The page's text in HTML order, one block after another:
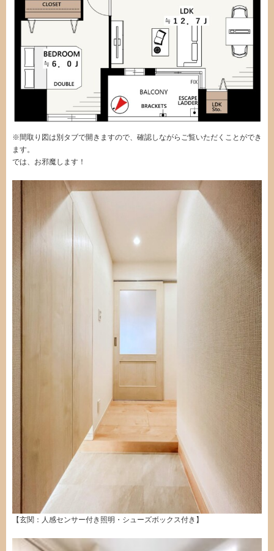
※間取り図は別タブで開きますので、確認しながらご覧いただくことができ
ます。
では、お邪魔します！
【玄関：人感センサー付き照明・シューズボックス付き】